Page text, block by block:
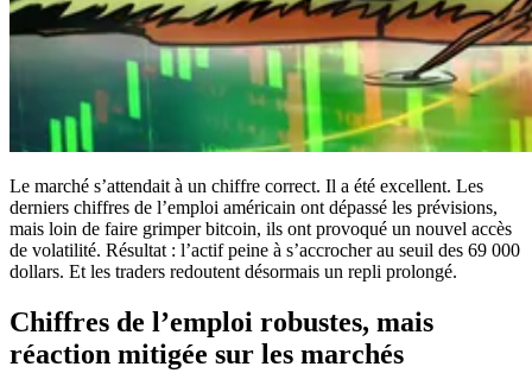
Le marché s’attendait à un chiffre correct. Il a été excellent. Les
derniers chiffres de l’emploi américain ont dépassé les prévisions,
mais loin de faire grimper bitcoin, ils ont provoqué un nouvel accès
de volatilité. Résultat : l’actif peine à s’accrocher au seuil des 69 000
dollars. Et les traders redoutent désormais un repli prolongé.
Chiffres de l’emploi robustes, mais
réaction mitigée sur les marchés